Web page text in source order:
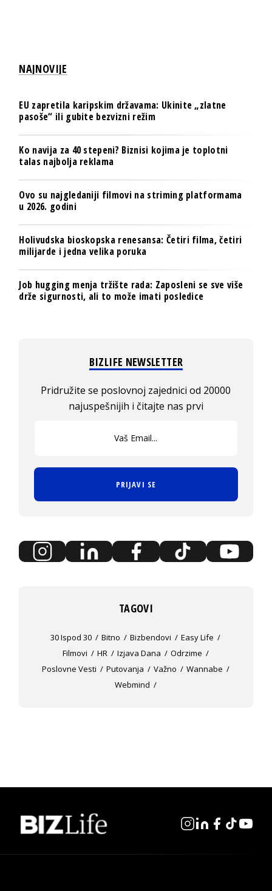
NAJNOVIJE
EU zapretila karipskim državama: Ukinite „zlatne
pasoše“ ili gubite bezvizni režim
Ko navija za 40 stepeni? Biznisi kojima je toplotni
talas najbolja reklama
Ovo su najgledaniji filmovi na striming platformama
u 2026. godini
Holivudska bioskopska renesansa: Četiri filma, četiri
milijarde i jedna velika poruka
Job hugging menja tržište rada: Zaposleni se sve više
drže sigurnosti, ali to može imati posledice
BIZLIFE NEWSLETTER
Pridružite se poslovnoj zajednici od 20000
najuspešnijih i čitajte nas prvi
PRIJAVI SE
TAGOVI
30 Ispod 30 Bitno Bizbendovi
Easy Life
Filmovi
HR Izjava Dana
Odrzime
Poslovne Vesti
Putovanja Važno
Wannabe
Webmind